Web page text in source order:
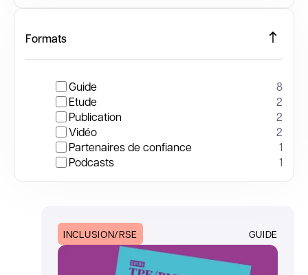
Formats
Guide
8
Etude
2
Publication
2
Vidéo
2
Partenaires de confiance
1
Podcasts
1
INCLUSION/RSE GUIDE